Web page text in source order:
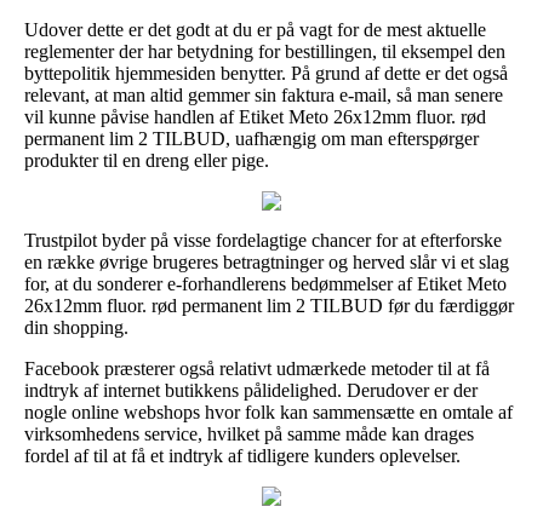
Udover dette er det godt at du er på vagt for de mest aktuelle
reglementer der har betydning for bestillingen, til eksempel den
byttepolitik hjemmesiden benytter. På grund af dette er det også
relevant, at man altid gemmer sin faktura e-mail, så man senere
vil kunne påvise handlen af Etiket Meto 26x12mm fluor. rød
permanent lim 2 TILBUD, uafhængig om man efterspørger
produkter til en dreng eller pige.
Trustpilot byder på visse fordelagtige chancer for at efterforske
en række øvrige brugeres betragtninger og herved slår vi et slag
for, at du sonderer e-forhandlerens bedømmelser af Etiket Meto
26x12mm fluor. rød permanent lim 2 TILBUD før du færdiggør
din shopping.
Facebook præsterer også relativt udmærkede metoder til at få
indtryk af internet butikkens pålidelighed. Derudover er der
nogle online webshops hvor folk kan sammensætte en omtale af
virksomhedens service, hvilket på samme måde kan drages
fordel af til at få et indtryk af tidligere kunders oplevelser.